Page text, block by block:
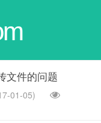
文件的问题
01-05)